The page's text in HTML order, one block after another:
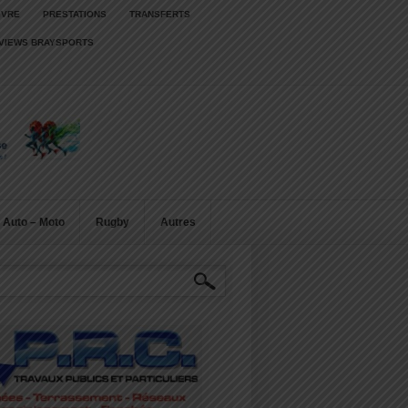
PRESTATIONS TRANSFERTS
BRAYSPORTS
Auto – Moto Rugby Autres